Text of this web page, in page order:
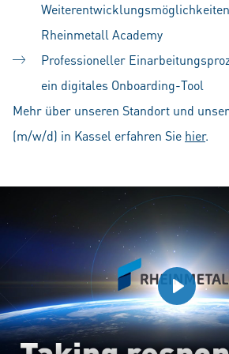
Rheinmetall Academy
Professioneller
ein digitales Onboarding-Tool
Mehr über unseren Standort und
(m/w/d) in Kassel erfahren Sie hier.
Play